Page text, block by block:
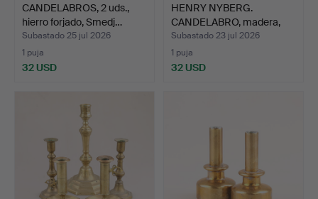
CANDELABROS, 2 uds.,
hierro forjado, Smedj…
Subastado 25 jul 2026
1 puja
32 USD
HENRY NYBERG.
CANDELABRO, madera,
Söderman…
Subastado 23 jul 2026
1 puja
32 USD